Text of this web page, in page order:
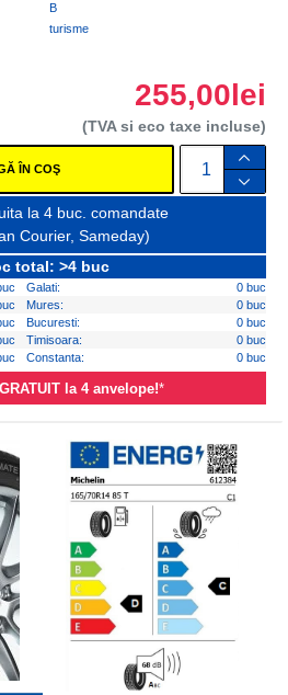
B
turisme
255,00lei
(TVA si eco taxe incluse)
ÎN COŞ
la 4 buc. comandate
Courier, Sameday)
total: >4 buc
Galati:
0 buc
Mures:
0 buc
Bucuresti:
0 buc
Timisoara:
0 buc
Constanta: 0 buc
GRATUIT la 4 anvelope!*